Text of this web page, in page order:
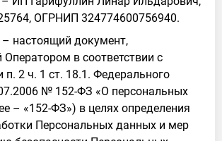
ОГРНИП 324774600756940.
настоящий документ,
Оператором в соответствии с
п. 2 ч. 1 ст. 18.1. Федерального
№ 152-ФЗ «О персональных
– «152-ФЗ») в целях определения
Персональных данных и мер